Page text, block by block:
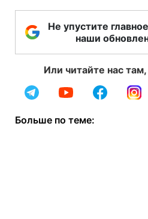
Не упустите
наши
Или читайте нас
Больше по теме: